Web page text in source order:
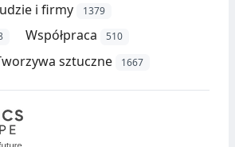
i firmy 1379
Współpraca 510
sztuczne 1667